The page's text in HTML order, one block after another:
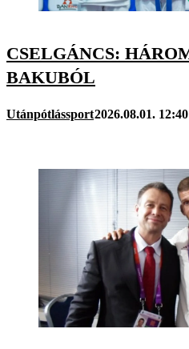
CSELGÁNCS:
BAKUBÓL
Utánpótlássport2026.08.01. 12:40